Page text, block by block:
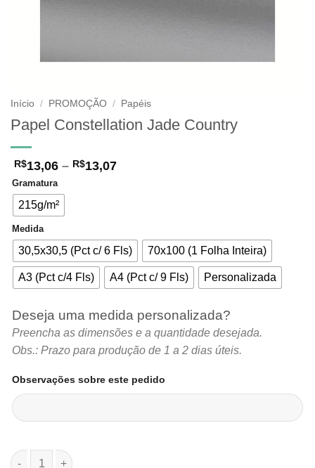
Início / PROMOÇÃO / Papéis
Papel Constellation Jade Country
R$13,06 – R$13,07Faixa
Gramatura
215g/m²
Medida
30,5x30,5 (Pct c/ 6 Fls) 70x100 (1 Folha Inteira)
A3 (Pct c/4 Fls) A4 (Pct c/ 9 Fls) Personalizada
Deseja uma medida personalizada?
Preencha as dimensões e a quantidade desejada.
Obs.: Prazo para produção de 1 a 2 dias úteis.
Observações sobre este pedido